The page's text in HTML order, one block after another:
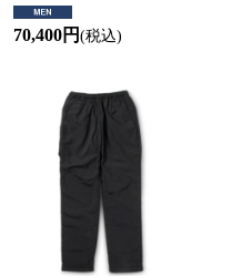
70,400円 (税込)